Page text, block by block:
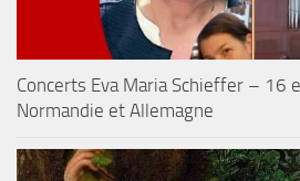
Concerts Eva Maria Schieffer – 16
Normandie et Allemagne